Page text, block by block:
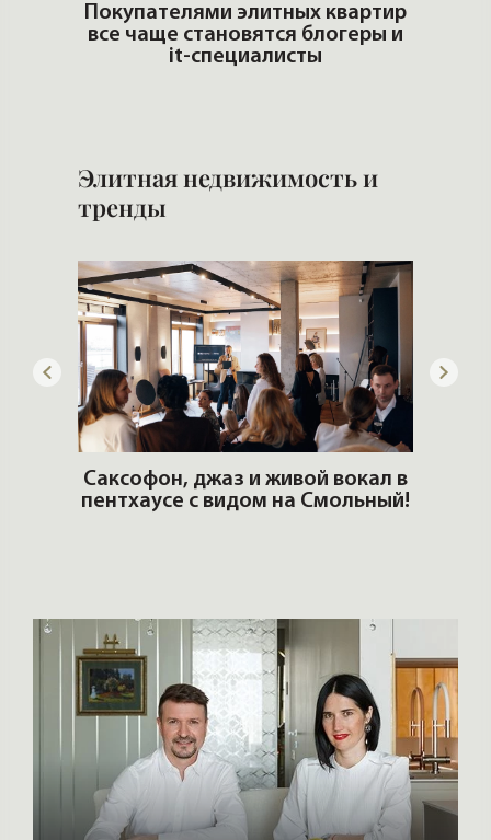
Покупателями элитных квартир
все чаще становятся блогеры и
it-специалисты
Элитная недвижимость и
тренды
Саксофон, джаз и живой вокал в
пентхаусе с видом на Смольный!